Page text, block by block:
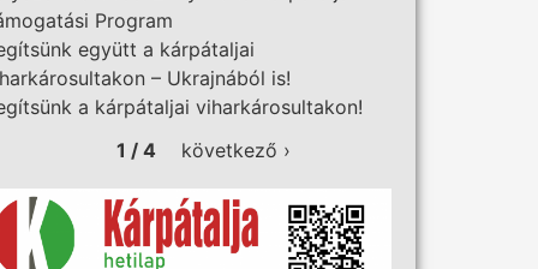
Program
együtt a kárpátaljai
– Ukrajnából is!
a kárpátaljai viharkárosultakon!
1 / 4
következő ›